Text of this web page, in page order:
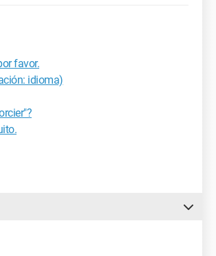
favor.
idioma)